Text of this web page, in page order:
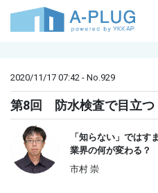
2020/11/17 07:42 - No.929
第8回 防水検査で目立つ
「知らない」ではす
業界の何が変わる？
市村 崇